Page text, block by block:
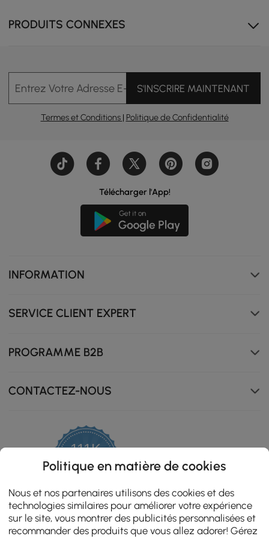
Sublimez votre espace de vie avec nos plateaux de
PRODUITS CONNEXES
Entrez Votre Adresse E-mailS'INSCRIRE MAINTENANT
Termes et Conditions | Politique de Confidentialité
Télécharger l'App!
INFORMATION
SERVICE CLIENT EXPERT
PROGRAMME B2B
CONTACTEZ-NOUS
111K
4.8
star
ZERTIFIZIERTE BEWERTUNGEN
Politique en matière de cookies
Nous et nos partenaires utilisons des cookies et des
technologies similaires pour améliorer votre expérience
sur le site, vous montrer des publicités personnalisées et
recommander des produits que vous allez adorer! Gérez